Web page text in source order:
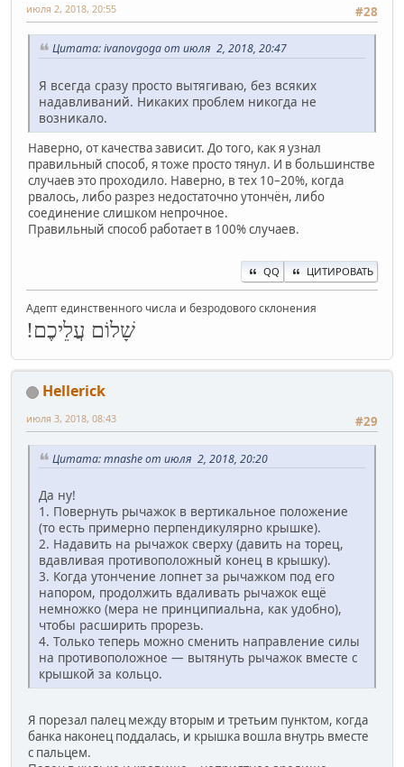
#28
июля 2, 2018, 20:55
Цитата: ivanovgoga от июля 2, 2018, 20:47
Я всегда сразу просто вытягиваю, без всяких
надавливаний. Никаких проблем никогда не
возникало.
Наверно, от качества зависит. До того, как я узнал
правильный способ, я тоже просто тянул. И в большинстве
случаев это проходило. Наверно, в тех 10–20%, когда
рвалось, либо разрез недостаточно утончён, либо
соединение слишком непрочное.
Правильный способ работает в 100% случаев.
QQ ЦИТИРОВАТЬ
Адепт единственного числа и безродового склонения
שָׁלוֹם עֲלֵיכֶם!
Hellerick
#29
июля 3, 2018, 08:43
Цитата: mnashe от июля 2, 2018, 20:20
Да ну!
1. Повернуть рычажок в вертикальное положение
(то есть примерно перпендикулярно крышке).
2. Надавить на рычажок сверху (давить на торец,
вдавливая противоположный конец в крышку).
3. Когда утончение лопнет за рычажком под его
напором, продолжить вдаливать рычажок ещё
немножко (мера не принципиальна, как удобно),
чтобы расширить прорезь.
4. Только теперь можно сменить направление силы
на противоположное — вытянуть рычажок вместе с
крышкой за кольцо.
Я порезал палец между вторым и третьим пунктом, когда
банка наконец поддалась, и крышка вошла внутрь вместе
с пальцем.